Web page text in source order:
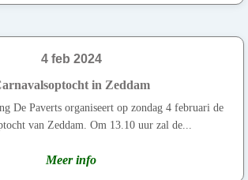
4 feb 2024
in Zeddam
De Paverts organiseert op zondag 4 februari de
van Zeddam. Om 13.10 uur zal de...
Meer info